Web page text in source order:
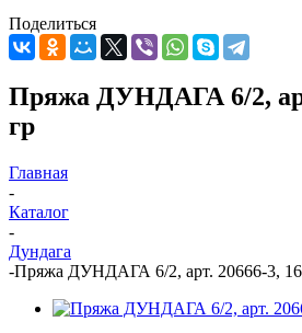
Поделиться
Пряжа ДУНДАГА 6/2,
гр
Главная
-
Каталог
-
Дундага
-Пряжа ДУНДАГА 6/2, арт. 20666-3,